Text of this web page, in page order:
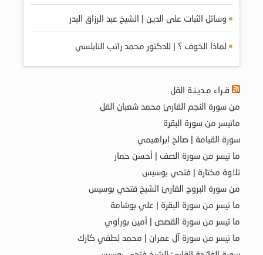
وسائل الثبات على الدين | الشيخ عبد الرزاق البدر
لماذا الخوف ؟ | للدكتور محمد راتب النابلسي
قـراء مـديـنـة القل
من سورة النجم القارئ محمد شعبان القل
ماتيسر من سورة البقرة
سورة القيامة | صالح ابراهيمي
ما تيسر من سورة الصف | أحسن حمار
تلاوة مختارة | فتحي بوسيس
من سورة البروج القارئ الشيخ فتحي بوسيس
ما تيسر من سورة البقرة | علي بوشامة
ما تيسر من سورة القصص | أمين بوراوي
ما تيسر من سورة آل عمران | محمد لطفي كارك